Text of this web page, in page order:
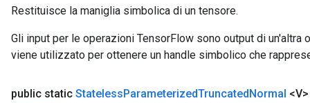
Restituisce la maniglia simbolica di un tensore.
Gli input per le operazioni TensorFlow sono output di un'altra
viene utilizzato per ottenere un handle simbolico che
public static StatelessParameterizedTruncatedNormal <V>